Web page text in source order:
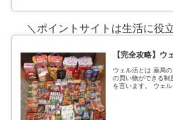
＼ポイントサイトは生活に役
【完全攻略】ウ
ウェル活とは 薬局
の買い物ができる制
を言います。 ウェ